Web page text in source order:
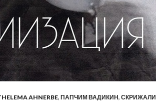
AHNERBE, ПАПЧИМ ВАДИКИН, СКРИЖАЛИ